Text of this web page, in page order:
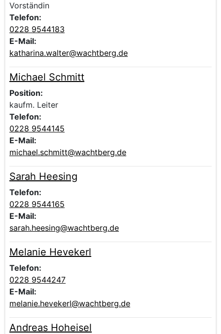
Vorständin
Telefon:
0228 9544183
E-Mail:
katharina.walter@wachtberg.de
Beschreibung der zuständigen Kontaktperson Michael
Voller Name:
Michael Schmitt
Position:
kaufm. Leiter
Telefon:
0228 9544145
E-Mail:
michael.schmitt@wachtberg.de
Beschreibung der zuständigen Kontaktperson Sarah
Voller Name:
Sarah Heesing
Telefon:
0228 9544165
E-Mail:
sarah.heesing@wachtberg.de
Beschreibung der zuständigen Kontaktperson Melanie
Voller Name:
Melanie Hevekerl
Telefon:
0228 9544247
E-Mail:
melanie.hevekerl@wachtberg.de
Beschreibung der zuständigen Kontaktperson Andreas
Voller Name:
Andreas Hoheisel